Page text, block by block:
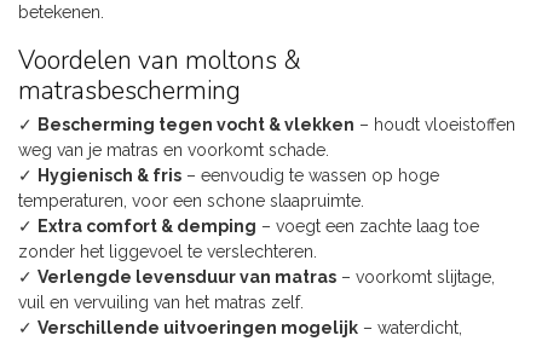
betekenen.
Voordelen van moltons &
matrasbescherming
✓ Bescherming tegen vocht & vlekken – houdt vloeistoffen
weg van je matras en voorkomt schade.
✓ Hygienisch & fris – eenvoudig te wassen op hoge
temperaturen, voor een schone slaapruimte.
✓ Extra comfort & demping – voegt een zachte laag toe
zonder het liggevoel te verslechteren.
✓ Verlengde levensduur van matras – voorkomt slijtage,
vuil en vervuiling van het matras zelf.
✓ Verschillende uitvoeringen mogelijk – waterdicht,